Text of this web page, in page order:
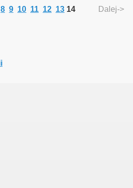
8 9 10 11 12 13 14 Dalej->